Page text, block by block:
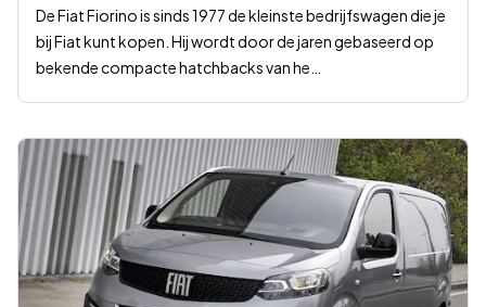
De Fiat Fiorino is sinds 1977 de kleinste bedrijfswagen die je
bij Fiat kunt kopen. Hij wordt door de jaren gebaseerd op
bekende compacte hatchbacks van he